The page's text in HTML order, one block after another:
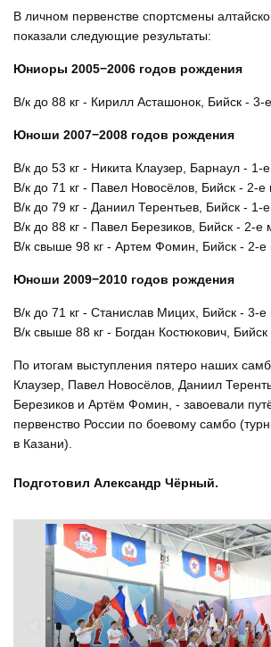
В личном первенстве спортсмены
показали следующие результаты:
Юниоры 2005−2006 годов рождения
В/к до 88 кг - Кирилл Асташонок, Бийск - 3-
Юноши 2007−2008 годов рождения
В/к до 53 кг - Никита Клаузер, Барнаул - 1-
В/к до 71 кг - Павел Новосёлов, Бийск - 2-е
В/к до 79 кг - Даниил Терентьев, Бийск - 1-
В/к до 88 кг - Павел Березиков, Бийск - 2-е
В/к свыше 98 кг - Артем Фомин, Бийск - 2-е
Юноши 2009−2010 годов рождения
В/к до 71 кг - Станислав Мицих, Бийск - 3-е
В/к свыше 88 кг - Богдан Костюкович,
По итогам выступления пятеро наших
Клаузер, Павел Новосёлов, Даниил
Березиков и Артём Фомин, - завоевали
первенство России по боевому самбо
в Казани).
Подготовил Александр Чёрный.